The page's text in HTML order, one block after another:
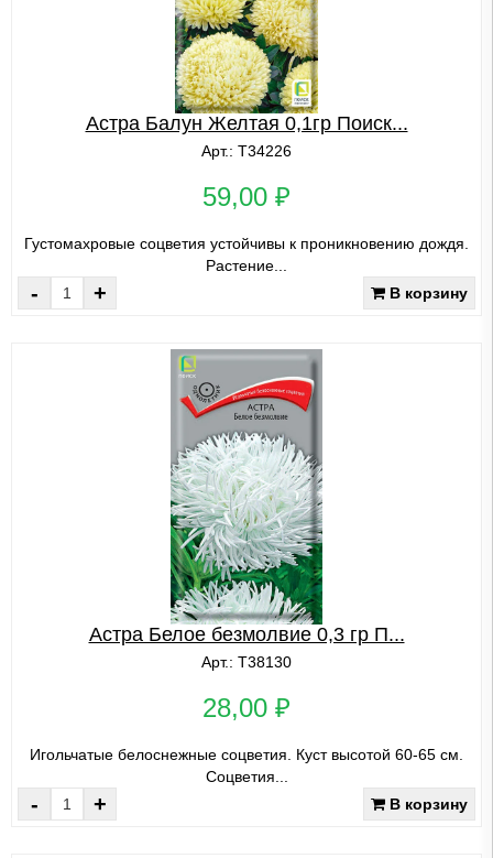
Астра Балун Желтая 0,1гр Поиск...
Арт.: Т34226
59,00 ₽
Густомахровые соцветия устойчивы к проникновению дождя.
Растение...
- + В корзину
Астра Белое безмолвие 0,3 гр П...
Арт.: Т38130
28,00 ₽
Игольчатые белоснежные соцветия. Куст высотой 60-65 см.
Cоцветия...
- + В корзину